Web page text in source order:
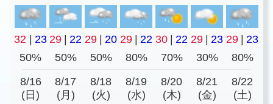
32 | 23 29 | 22 29 | 20 29 | 22 30 | 22 29 | 23 29 | 23
50%
50% 50% 80% 70% 30% 80%
8/16
(日)
8/17
(月)
8/18
(火)
8/19
(水)
8/20
(木)
8/21
(金)
8/22
(土)